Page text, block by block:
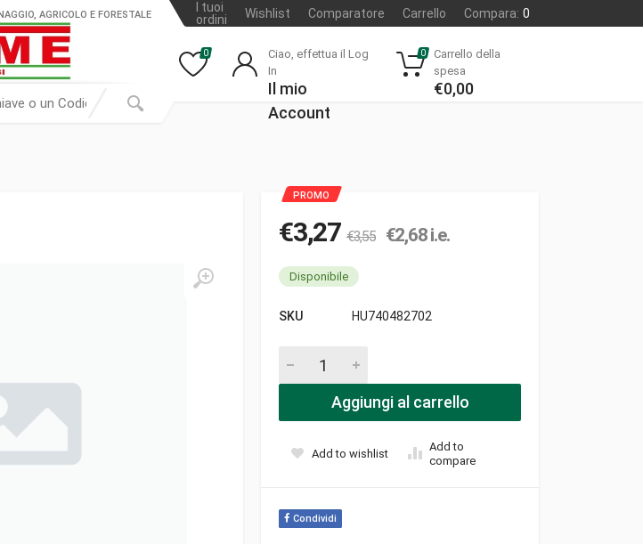
I tuoi
ordini
Wishlist Comparatore Carrello Compara: 0
AGRICOLO E FORESTALE
0
Ciao, effettua il Log
In
Il mio
Account
0
Carrello della
spesa
€0,00
€3,27 €3,55 €2,68i.e.
Disponibile
SKU HU740482702
Aggiungi al carrello
Add to wishlist
Add to
compare
Condividi